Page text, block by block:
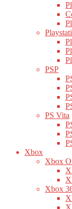
PSP
PS Vita
Xbox
Xbox
Xbox